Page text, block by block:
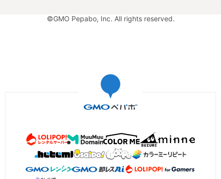
©GMO Pepabo, Inc. All rights reserved.